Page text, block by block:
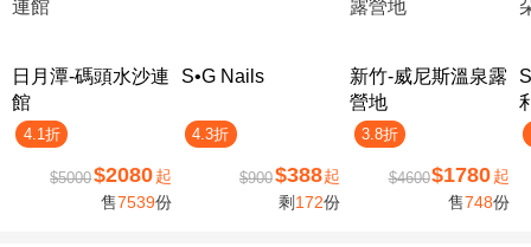
日月潭-碼頭水沙連
館
4.1折
$5000$2080 起
售7539份
S•G Nails
4.3折
$900$388起
剩 172份
新竹-威尼斯溫泉露
營地
3.8折
$4600$1780 起
售748份